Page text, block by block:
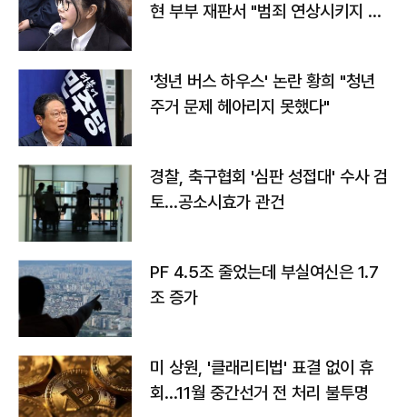
현 부부 재판서 "범죄 연상시키지 말
'청년 버스 하우스' 논란 황희 "청년
주거 문제 헤아리지 못했다"
경찰, 축구협회 '심판 성접대' 수사 검
토…공소시효가 관건
PF 4.5조 줄었는데 부실여신은 1.7
조 증가
미 상원, '클래리티법' 표결 없이 휴
회…11월 중간선거 전 처리 불투명